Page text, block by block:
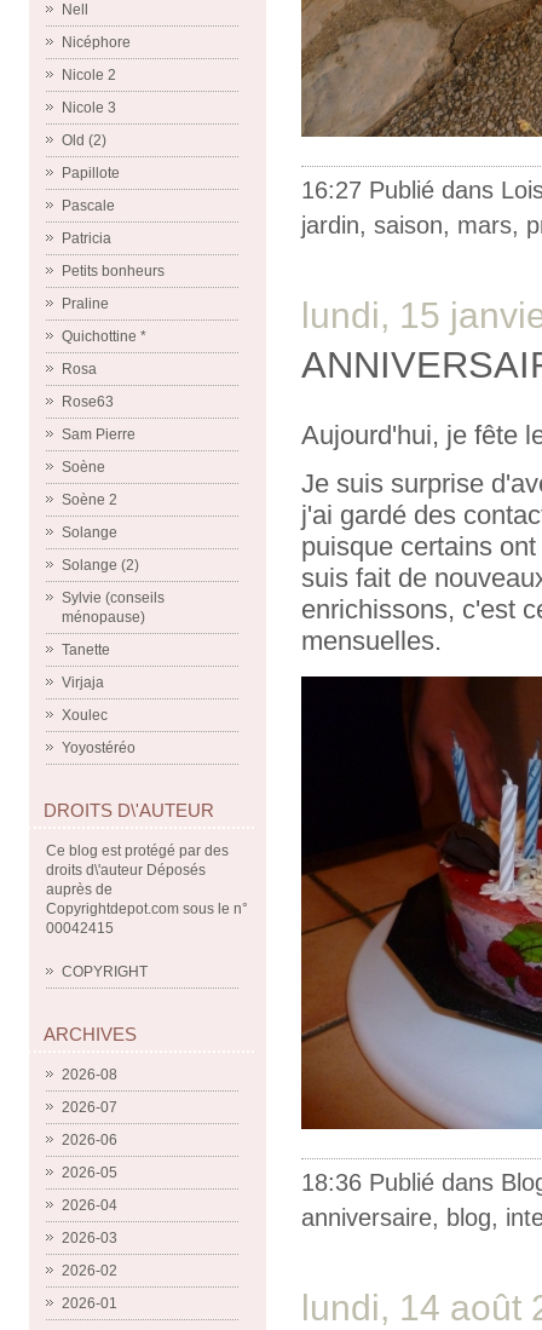
Nell
Nicéphore
Nicole 2
Nicole 3
Old (2)
Papillote
Pascale
Patricia
Petits bonheurs
Praline
Quichottine *
Rosa
Rose63
Sam Pierre
Soène
Soène 2
Solange
Solange (2)
Sylvie (conseils
ménopause)
Tanette
Virjaja
Xoulec
Yoyostéréo
DROITS D\'AUTEUR
Ce blog est protégé par des
droits d\'auteur Déposés
auprès de
Copyrightdepot.com sous le n°
00042415
COPYRIGHT
ARCHIVES
2026-08
2026-07
2026-06
2026-05
2026-04
2026-03
2026-02
2026-01
16:27 Publié dans
jardin, saison, mars,
lundi, 15
Aujourd'hui, je fête
Je suis surprise
j'ai gardé des
puisque certains
suis fait de
enrichissons, c'est
mensuelles.
18:36 Publié dans
anniversaire, blog,
lundi, 14 août